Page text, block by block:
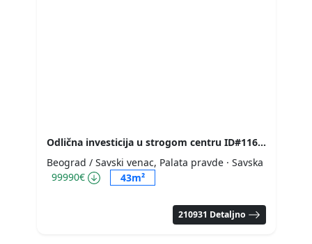
Odlična investicija u strogom centru ID#1168011
Beograd / Savski venac, Palata pravde · Savska
99990€
43m²
210931 Detaljno